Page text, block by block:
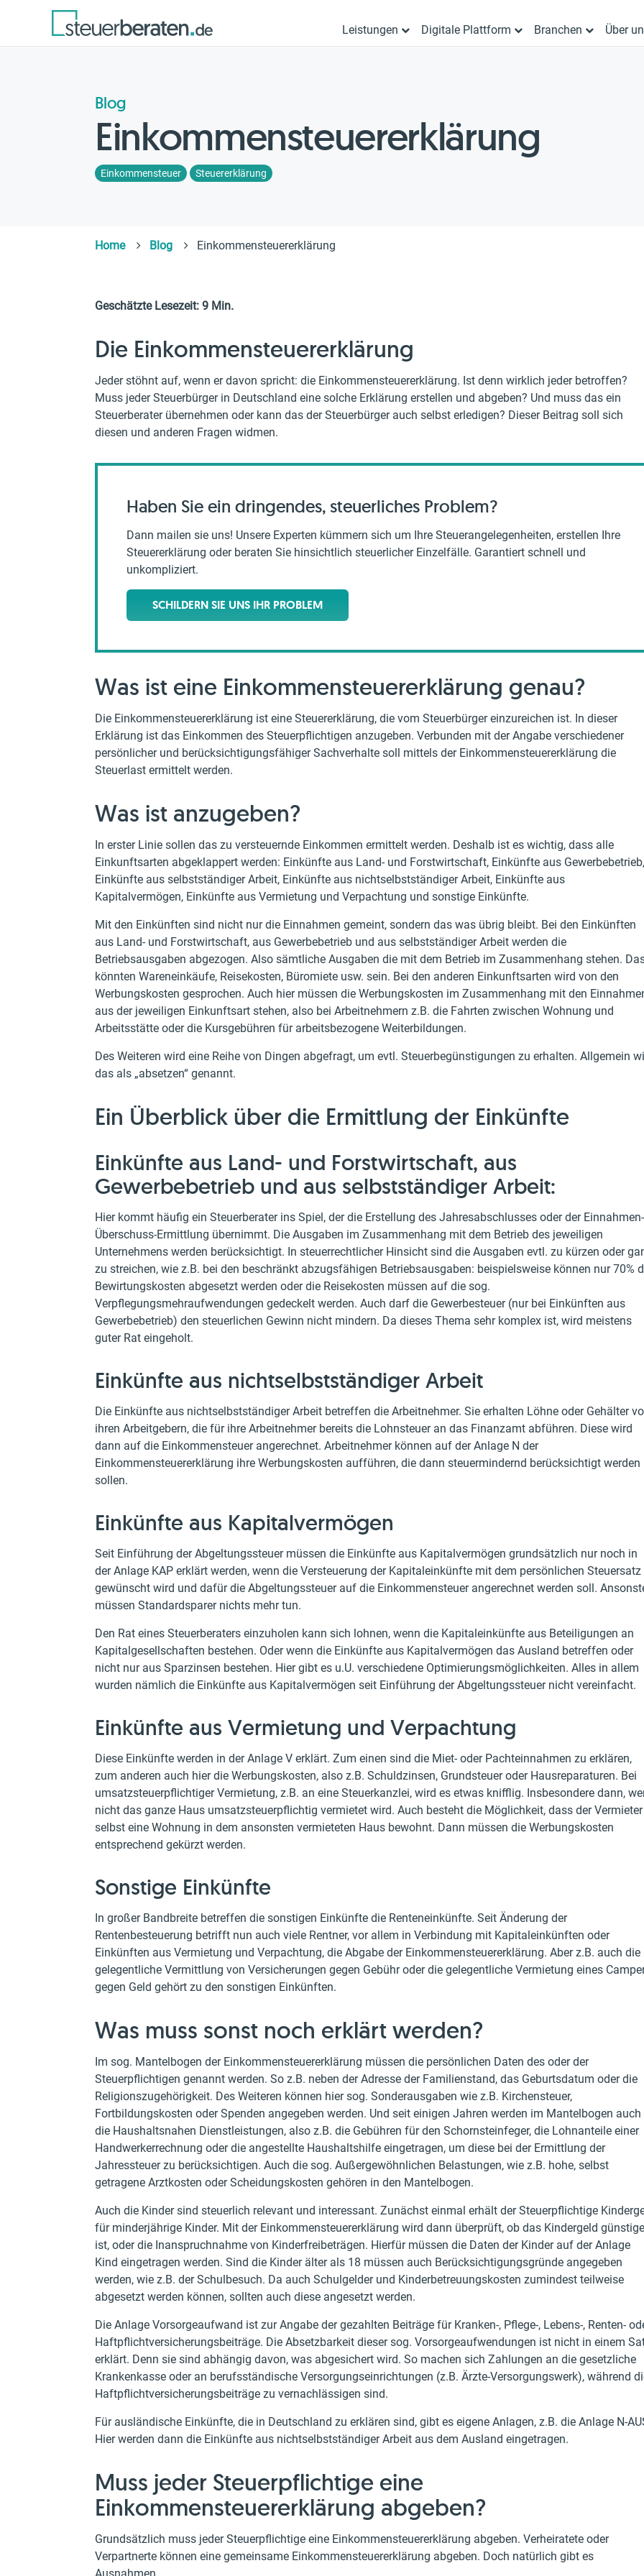
Leistungen Digitale Plattform Branchen Über
Blog
Einkommensteuererklärung
Einkommensteuer Steuererklärung
Home Blog Einkommensteuererklärung
Geschätzte Lesezeit: 9 Min.
Die Einkommensteuererklärung
Jeder stöhnt auf, wenn er davon spricht: die Einkommensteuererklärung. Ist denn wirklich jeder betroffen?
Muss jeder Steuerbürger in Deutschland eine solche Erklärung erstellen und abgeben? Und muss das ein
Steuerberater übernehmen oder kann das der Steuerbürger auch selbst erledigen? Dieser Beitrag soll sich
diesen und anderen Fragen widmen.
Haben Sie ein dringendes, steuerliches Problem?
Dann mailen sie uns! Unsere Experten kümmern sich um Ihre Steuerangelegenheiten, erstellen Ihre
Steuererklärung oder beraten Sie hinsichtlich steuerlicher Einzelfälle. Garantiert schnell und
unkompliziert.
SCHILDERN SIE UNS IHR PROBLEM
Was ist eine Einkommensteuererklärung genau?
Die Einkommensteuererklärung ist eine Steuererklärung, die vom Steuerbürger einzureichen ist. In dieser
Erklärung ist das Einkommen des Steuerpflichtigen anzugeben. Verbunden mit der Angabe verschiedener
persönlicher und berücksichtigungsfähiger Sachverhalte soll mittels der Einkommensteuererklärung die
Steuerlast ermittelt werden.
Was ist anzugeben?
In erster Linie sollen das zu versteuernde Einkommen ermittelt werden. Deshalb ist es wichtig, dass alle
Einkunftsarten abgeklappert werden: Einkünfte aus Land- und Forstwirtschaft, Einkünfte aus Gewerbebetrieb,
Einkünfte aus selbstständiger Arbeit, Einkünfte aus nichtselbstständiger Arbeit, Einkünfte aus
Kapitalvermögen, Einkünfte aus Vermietung und Verpachtung und sonstige Einkünfte.
Mit den Einkünften sind nicht nur die Einnahmen gemeint, sondern das was übrig bleibt. Bei den Einkünften
aus Land- und Forstwirtschaft, aus Gewerbebetrieb und aus selbstständiger Arbeit werden die
Betriebsausgaben abgezogen. Also sämtliche Ausgaben die mit dem Betrieb im Zusammenhang stehen.
könnten Wareneinkäufe, Reisekosten, Büromiete usw. sein. Bei den anderen Einkunftsarten wird von den
Werbungskosten gesprochen. Auch hier müssen die Werbungskosten im Zusammenhang mit den
aus der jeweiligen Einkunftsart stehen, also bei Arbeitnehmern z.B. die Fahrten zwischen Wohnung und
Arbeitsstätte oder die Kursgebühren für arbeitsbezogene Weiterbildungen.
Des Weiteren wird eine Reihe von Dingen abgefragt, um evtl. Steuerbegünstigungen zu erhalten. Allgemein
das als „absetzen“ genannt.
Ein Überblick über die Ermittlung der Einkünfte
Einkünfte aus Land- und Forstwirtschaft, aus
Gewerbebetrieb und aus selbstständiger Arbeit:
Hier kommt häufig ein Steuerberater ins Spiel, der die Erstellung des Jahresabschlusses oder der Einnahmen-
Überschuss-Ermittlung übernimmt. Die Ausgaben im Zusammenhang mit dem Betrieb des jeweiligen
Unternehmens werden berücksichtigt. In steuerrechtlicher Hinsicht sind die Ausgaben evtl. zu kürzen oder
zu streichen, wie z.B. bei den beschränkt abzugsfähigen Betriebsausgaben: beispielsweise können nur 70%
Bewirtungskosten abgesetzt werden oder die Reisekosten müssen auf die sog.
Verpflegungsmehraufwendungen gedeckelt werden. Auch darf die Gewerbesteuer (nur bei Einkünften aus
Gewerbebetrieb) den steuerlichen Gewinn nicht mindern. Da dieses Thema sehr komplex ist, wird meistens
guter Rat eingeholt.
Einkünfte aus nichtselbstständiger Arbeit
Die Einkünfte aus nichtselbstständiger Arbeit betreffen die Arbeitnehmer. Sie erhalten Löhne oder Gehälter
ihren Arbeitgebern, die für ihre Arbeitnehmer bereits die Lohnsteuer an das Finanzamt abführen. Diese wird
dann auf die Einkommensteuer angerechnet. Arbeitnehmer können auf der Anlage N der
Einkommensteuererklärung ihre Werbungskosten aufführen, die dann steuermindernd berücksichtigt werden
sollen.
Einkünfte aus Kapitalvermögen
Seit Einführung der Abgeltungssteuer müssen die Einkünfte aus Kapitalvermögen grundsätzlich nur noch in
der Anlage KAP erklärt werden, wenn die Versteuerung der Kapitaleinkünfte mit dem persönlichen Steuersatz
gewünscht wird und dafür die Abgeltungssteuer auf die Einkommensteuer angerechnet werden soll.
müssen Standardsparer nichts mehr tun.
Den Rat eines Steuerberaters einzuholen kann sich lohnen, wenn die Kapitaleinkünfte aus Beteiligungen an
Kapitalgesellschaften bestehen. Oder wenn die Einkünfte aus Kapitalvermögen das Ausland betreffen oder
nicht nur aus Sparzinsen bestehen. Hier gibt es u.U. verschiedene Optimierungsmöglichkeiten. Alles in allem
wurden nämlich die Einkünfte aus Kapitalvermögen seit Einführung der Abgeltungssteuer nicht vereinfacht.
Einkünfte aus Vermietung und Verpachtung
Diese Einkünfte werden in der Anlage V erklärt. Zum einen sind die Miet- oder Pachteinnahmen zu erklären,
zum anderen auch hier die Werbungskosten, also z.B. Schuldzinsen, Grundsteuer oder Hausreparaturen. Bei
umsatzsteuerpflichtiger Vermietung, z.B. an eine Steuerkanzlei, wird es etwas knifflig. Insbesondere dann,
nicht das ganze Haus umsatzsteuerpflichtig vermietet wird. Auch besteht die Möglichkeit, dass der Vermieter
selbst eine Wohnung in dem ansonsten vermieteten Haus bewohnt. Dann müssen die Werbungskosten
entsprechend gekürzt werden.
Sonstige Einkünfte
In großer Bandbreite betreffen die sonstigen Einkünfte die Renteneinkünfte. Seit Änderung der
Rentenbesteuerung betrifft nun auch viele Rentner, vor allem in Verbindung mit Kapitaleinkünften oder
Einkünften aus Vermietung und Verpachtung, die Abgabe der Einkommensteuererklärung. Aber z.B. auch die
gelegentliche Vermittlung von Versicherungen gegen Gebühr oder die gelegentliche Vermietung eines
gegen Geld gehört zu den sonstigen Einkünften.
Was muss sonst noch erklärt werden?
Im sog. Mantelbogen der Einkommensteuererklärung müssen die persönlichen Daten des oder der
Steuerpflichtigen genannt werden. So z.B. neben der Adresse der Familienstand, das Geburtsdatum oder die
Religionszugehörigkeit. Des Weiteren können hier sog. Sonderausgaben wie z.B. Kirchensteuer,
Fortbildungskosten oder Spenden angegeben werden. Und seit einigen Jahren werden im Mantelbogen auch
die Haushaltsnahen Dienstleistungen, also z.B. die Gebühren für den Schornsteinfeger, die Lohnanteile einer
Handwerkerrechnung oder die angestellte Haushaltshilfe eingetragen, um diese bei der Ermittlung der
Jahressteuer zu berücksichtigen. Auch die sog. Außergewöhnlichen Belastungen, wie z.B. hohe, selbst
getragene Arztkosten oder Scheidungskosten gehören in den Mantelbogen.
Auch die Kinder sind steuerlich relevant und interessant. Zunächst einmal erhält der Steuerpflichtige
für minderjährige Kinder. Mit der Einkommensteuererklärung wird dann überprüft, ob das Kindergeld
ist, oder die Inanspruchnahme von Kinderfreibeträgen. Hierfür müssen die Daten der Kinder auf der Anlage
Kind eingetragen werden. Sind die Kinder älter als 18 müssen auch Berücksichtigungsgründe angegeben
werden, wie z.B. der Schulbesuch. Da auch Schulgelder und Kinderbetreuungskosten zumindest teilweise
abgesetzt werden können, sollten auch diese angesetzt werden.
Die Anlage Vorsorgeaufwand ist zur Angabe der gezahlten Beiträge für Kranken-, Pflege-, Lebens-, Renten-
Haftpflichtversicherungsbeiträge. Die Absetzbarkeit dieser sog. Vorsorgeaufwendungen ist nicht in einem
erklärt. Denn sie sind abhängig davon, was abgesichert wird. So machen sich Zahlungen an die gesetzliche
Krankenkasse oder an berufsständische Versorgungseinrichtungen (z.B. Ärzte-Versorgungswerk), während
Haftpflichtversicherungsbeiträge zu vernachlässigen sind.
Für ausländische Einkünfte, die in Deutschland zu erklären sind, gibt es eigene Anlagen, z.B. die Anlage N-
Hier werden dann die Einkünfte aus nichtselbstständiger Arbeit aus dem Ausland eingetragen.
Muss jeder Steuerpflichtige eine
Einkommensteuererklärung abgeben?
Grundsätzlich muss jeder Steuerpflichtige eine Einkommensteuererklärung abgeben. Verheiratete oder
Verpartnerte können eine gemeinsame Einkommensteuererklärung abgeben. Doch natürlich gibt es